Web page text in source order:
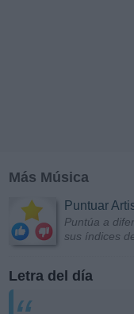
Más Música
Puntuar
Puntúa a
sus índices
Letra del día